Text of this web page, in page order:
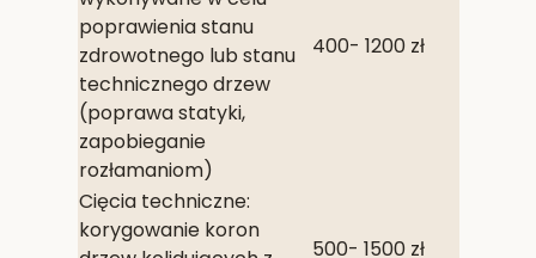
poprawienia stanu
zdrowotnego lub stanu
technicznego drzew
(poprawa statyki,
zapobieganie
rozłamaniom)
400- 1200 zł
Cięcia techniczne:
korygowanie koron
500- 1500 zł